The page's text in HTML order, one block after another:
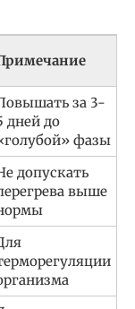
за 3-
дней до
фазы
допускать
выше